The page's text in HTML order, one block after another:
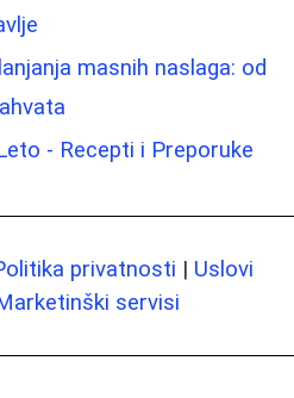
masnih naslaga: od
- Recepti i Preporuke
privatnosti | Uslovi
servisi